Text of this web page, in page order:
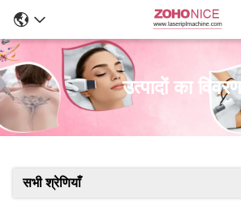
उत्पादों का विवरण
सभी श्रेणियाँ